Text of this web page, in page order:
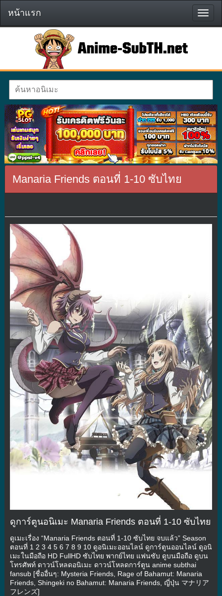
หน้า
แรก
หน้าแรก
Manaria Friends ตอนที่ 1-10 ซับไทย
ดูการ์ตูนอนิเมะ Manaria Friends ตอนที่ 1-10 ซับไทย
ดูเมะเรื่อง “Manaria Friends ตอนที่ 1-10 ซับไทย จบแล้ว” Season
ตอนที่ 1 2 3 4 5 6 7 8 9 10 ดูอนิเมะออนไลน์ ดูการ์ตูนออนไลน์ ดูอนิ
เมะในมือถือ HD FullHD ซับไทย พากย์ไทย แฟนซับ ดูบนมือถือ ดูบน
โทรศัพท์ ดาวน์โหลดอนิเมะ ดาวน์โหลดการ์ตูน anime subthai
fansub [ชื่ออื่นๆ: Mysteria Friends, Rage of Bahamut: Manaria
Friends, Shingeki no Bahamut: Manaria Friends, ญี่ปุ่น マナリア
フレンズ]